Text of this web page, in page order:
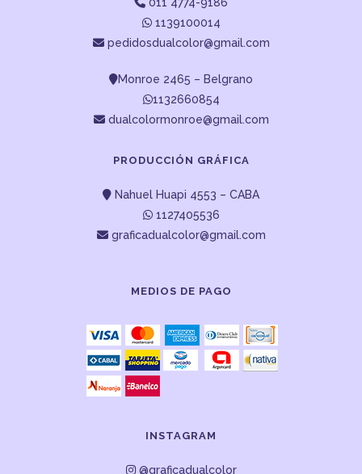
1139100014
pedidosdualcolor@gmail.com
Monroe 2465 – Belgrano
1132660854
dualcolormonroe@gmail.com
PRODUCCIÓN GRÁFICA
Nahuel Huapi 4553 – CABA
1127405536
graficadualcolor@gmail.com
MEDIOS DE PAGO
INSTAGRAM
@graficadualcolor